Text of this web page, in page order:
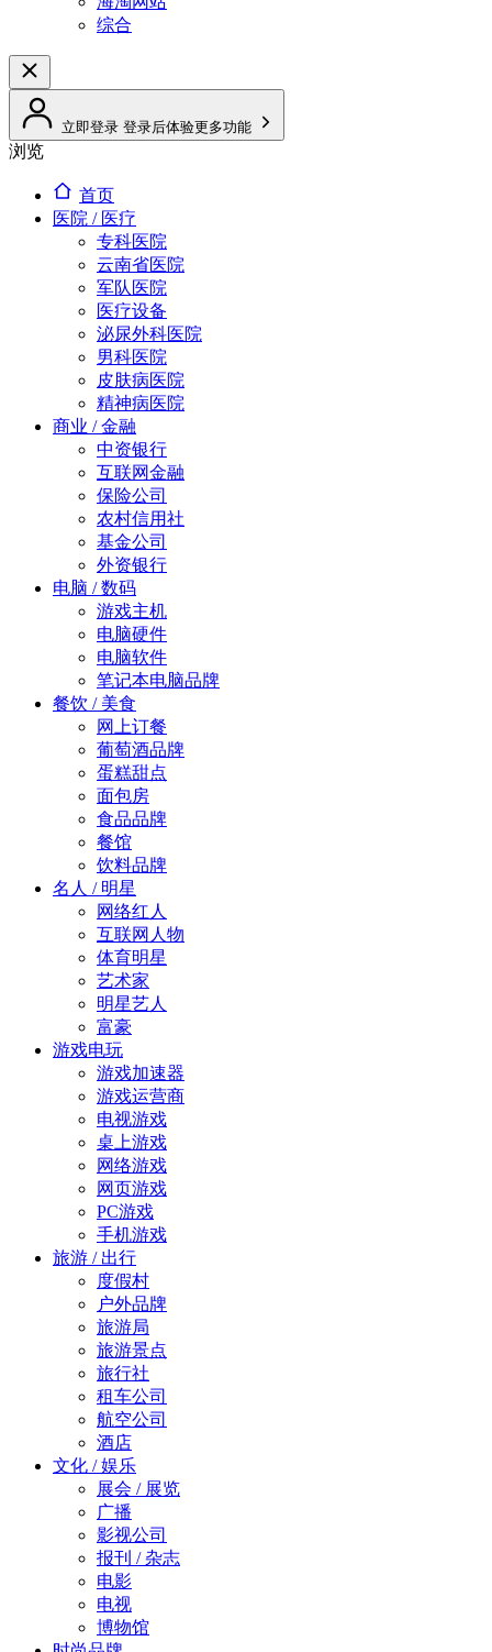
综合
立即登录 登录后体验更多功能
浏览
首页
医院 / 医疗
专科医院
云南省医院
军队医院
医疗设备
泌尿外科医院
男科医院
皮肤病医院
精神病医院
商业 / 金融
中资银行
互联网金融
保险公司
农村信用社
基金公司
外资银行
电脑 / 数码
游戏主机
电脑硬件
电脑软件
笔记本电脑品牌
餐饮 / 美食
网上订餐
葡萄酒品牌
蛋糕甜点
面包房
食品品牌
餐馆
饮料品牌
名人 / 明星
网络红人
互联网人物
体育明星
艺术家
明星艺人
富豪
游戏电玩
游戏加速器
游戏运营商
电视游戏
桌上游戏
网络游戏
网页游戏
PC游戏
手机游戏
旅游 / 出行
度假村
户外品牌
旅游局
旅游景点
旅行社
租车公司
航空公司
酒店
文化 / 娱乐
展会 / 展览
广播
影视公司
报刊 / 杂志
电影
电视
博物馆